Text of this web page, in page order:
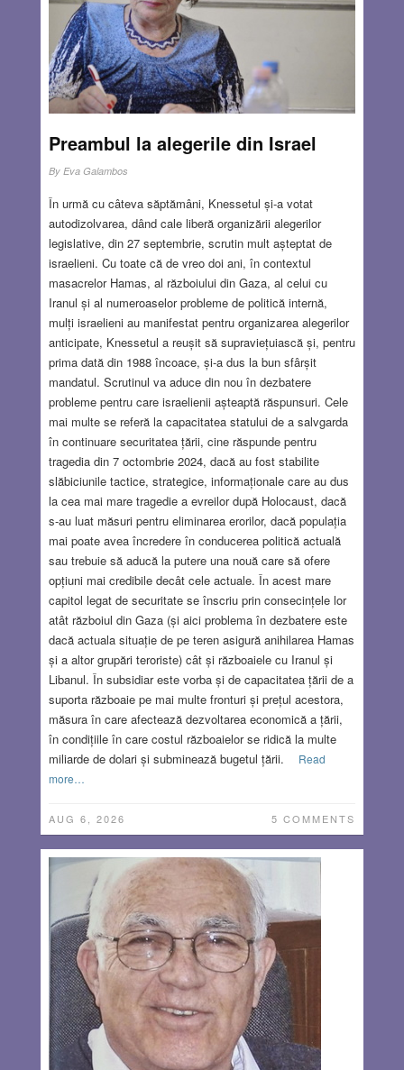
Preambul la alegerile din Israel
By Eva Galambos
În urmă cu câteva săptămâni, Knessetul și-a votat
autodizolvarea, dând cale liberă organizării alegerilor
legislative, din 27 septembrie, scrutin mult așteptat de
israelieni. Cu toate că de vreo doi ani, în contextul
masacrelor Hamas, al războiului din Gaza, al celui cu
Iranul și al numeroaselor probleme de politică internă,
mulți israelieni au manifestat pentru organizarea alegerilor
anticipate, Knessetul a reușit să supraviețuiască și, pentru
prima dată din 1988 încoace, și-a dus la bun sfârșit
mandatul. Scrutinul va aduce din nou în dezbatere
probleme pentru care israelienii așteaptă răspunsuri. Cele
mai multe se referă la capacitatea statului de a salvgarda
în continuare securitatea țării, cine răspunde pentru
tragedia din 7 octombrie 2024, dacă au fost stabilite
slăbiciunile tactice, strategice, informaționale care au dus
la cea mai mare tragedie a evreilor după Holocaust, dacă
s-au luat măsuri pentru eliminarea erorilor, dacă populația
mai poate avea încredere în conducerea politică actuală
sau trebuie să aducă la putere una nouă care să ofere
opțiuni mai credibile decât cele actuale. În acest mare
capitol legat de securitate se înscriu prin consecințele lor
atât războiul din Gaza (și aici problema în dezbatere este
dacă actuala situație de pe teren asigură anihilarea Hamas
și a altor grupări teroriste) cât și războaiele cu Iranul și
Libanul. În subsidiar este vorba și de capacitatea țării de a
suporta războaie pe mai multe fronturi și prețul acestora,
măsura în care afectează dezvoltarea economică a țării,
în condițiile în care costul războaielor se ridică la multe
miliarde de dolari și subminează bugetul țării.
Read
more…
AUG 6, 2026 5 COMMENTS